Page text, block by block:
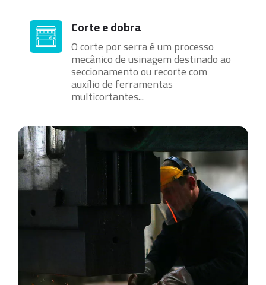
Corte e dobra
O corte por serra é um processo
mecânico de usinagem destinado ao
seccionamento ou recorte com
auxílio de ferramentas
multicortantes...